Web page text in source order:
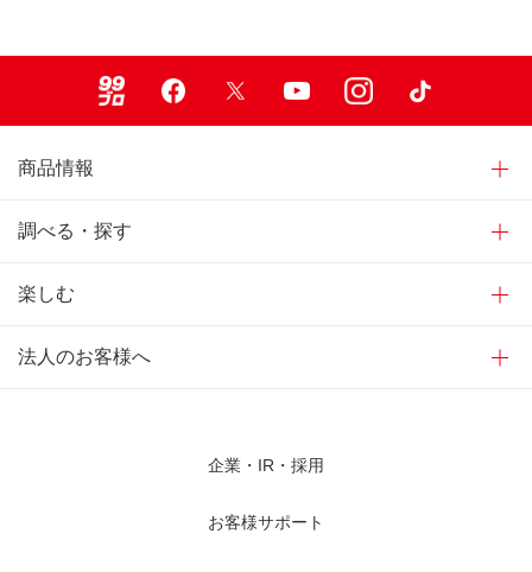
商品情報
調べる・探す
楽しむ
法人のお客様へ
企業・IR・採用
お客様サポート